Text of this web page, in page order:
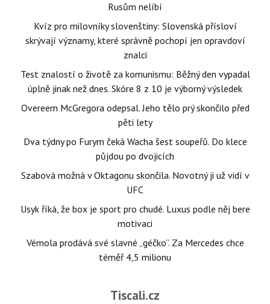
Rusům nelíbí
Kvíz pro milovníky slovenštiny: Slovenská přísloví
skrývají významy, které správně pochopí jen opravdoví
znalci
Test znalostí o životě za komunismu: Běžný den vypadal
úplně jinak než dnes. Skóre 8 z 10 je výborný výsledek
Overeem McGregora odepsal. Jeho tělo prý skončilo před
pěti lety
Dva týdny po Furym čeká Wacha šest soupeřů. Do klece
půjdou po dvojicích
Szabová možná v Oktagonu skončila. Novotný ji už vidí v
UFC
Usyk říká, že box je sport pro chudé. Luxus podle něj bere
motivaci
Vémola prodává své slavné „géčko“. Za Mercedes chce
téměř 4,5 milionu
Tiscali.cz